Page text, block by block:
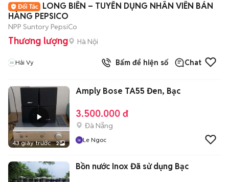
LONG BIÊN – TUYỂN DỤNG NHÂN VIÊN BÁN
HÀNG PEPSICO
NPP Suntory PepsiCo
Thương lượng Hà Nội
Hải Vy Bấm để hiện số Chat
43 giây trước 2
Amply Bose TA55 Đen, Bạc
3.500.000 đ
Đà Nẵng
Le Ngoc
Bồn nước Inox Đã sử dụng Bạc